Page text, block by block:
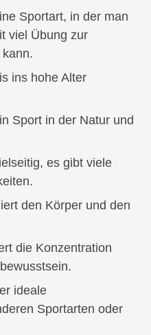
Sportart, in der man
viel Übung zur
kann.
ins hohe Alter
Sport in der Natur und
es gibt viele
den Körper und den
die Konzentration
ideale
Sportarten oder